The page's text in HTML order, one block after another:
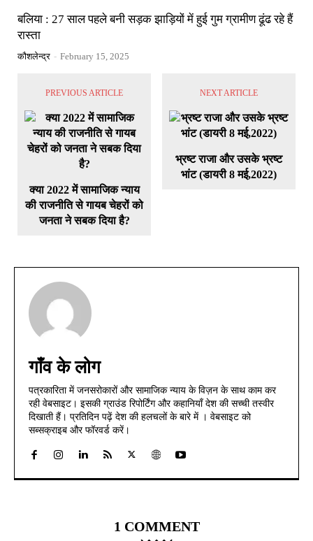
बलिया : 27 साल पहले बनी सड़क झाड़ियों में हुई गुम ग्रामीण ढूंढ रहे हैं
रास्ता
कौशलेन्द्र - February 15, 2025
PREVIOUS ARTICLE
क्या 2022 में सामाजिक न्याय
की राजनीति से गायब चेहरों को
जनता ने सबक दिया है?
NEXT ARTICLE
भ्रष्ट राजा और उसके भ्रष्ट
भांट (डायरी 8 मई,2022)
गाँव के लोग
पत्रकारिता में जनसरोकारों और सामाजिक न्याय के विज़न के साथ काम कर
रही वेबसाइट। इसकी ग्राउंड रिपोर्टिंग और कहानियाँ देश की सच्ची तस्वीर
दिखाती हैं। प्रतिदिन पढ़ें देश की हलचलों के बारे में । वेबसाइट को
सब्सक्राइब और फॉरवर्ड करें।
1 COMMENT